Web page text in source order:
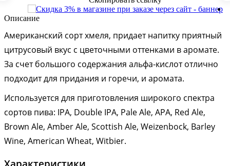
Описание
Американский сорт хмеля, придает напитку приятный
цитрусовый вкус с цветочными оттенками в аромате.
За счет большого содержания альфа-кислот отлично
подходит для придания и горечи, и аромата.
Используется для приготовления широкого спектра
сортов пива: IPA, Double IPA, Pale Ale, APA, Red Ale,
Brown Ale, Amber Ale, Scottish Ale, Weizenbock, Barley
Wine, American Wheat, Witbier.